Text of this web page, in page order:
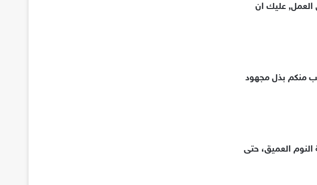
العمل, عليك ان
منكم بذل مجهود
العميق، حتى